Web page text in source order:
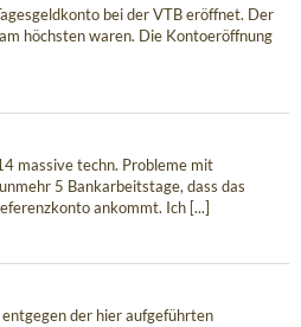
bei der VTB eröffnet. Der
höchsten waren. Die Kontoeröffnung
massive techn. Probleme mit
5 Bankarbeitstage, dass das
ankommt. Ich [...]
der hier aufgeführten